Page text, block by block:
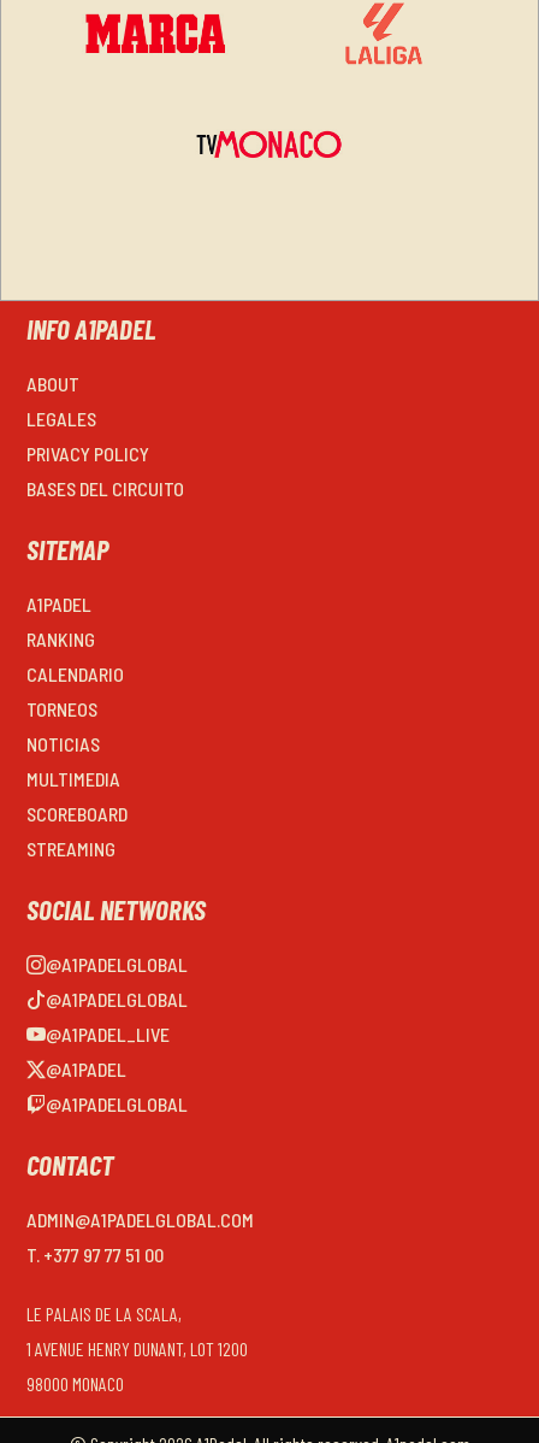
INFO A1PADEL
ABOUT
LEGALES
PRIVACY POLICY
BASES DEL CIRCUITO
SITEMAP
A1PADEL
RANKING
CALENDARIO
TORNEOS
NOTICIAS
MULTIMEDIA
SCOREBOARD
STREAMING
SOCIAL NETWORKS
@A1PADELGLOBAL
@A1PADELGLOBAL
@A1PADEL_LIVE
@A1PADEL
@A1PADELGLOBAL
CONTACT
ADMIN@A1PADELGLOBAL.COM
T. +377 97 77 51 00
LE PALAIS DE LA SCALA,
1 AVENUE HENRY DUNANT, LOT 1200
98000 MONACO